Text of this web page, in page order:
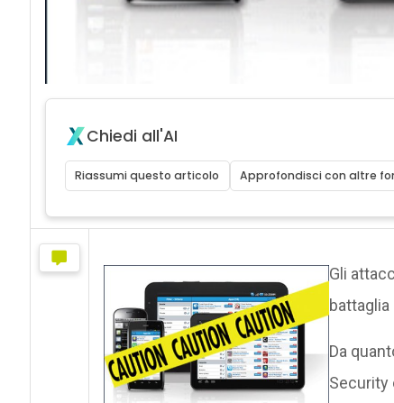
Chiedi all'AI
Riassumi questo articolo Approfondisci con altre
Gli
battaglia
Da
Security